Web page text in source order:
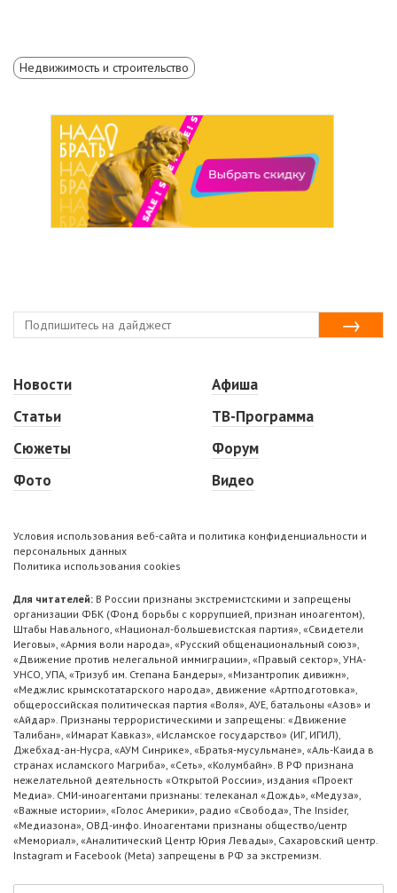
Недвижимость и строительство
Новости
Статьи
Сюжеты
Фото
Афиша
ТВ-Программа
Форум
Видео
Условия использования веб-сайта и политика конфиденциальности и
персональных данных
Политика использования cookies
Для читателей: В России признаны экстремистскими и запрещены
организации ФБК (Фонд борьбы с коррупцией, признан иноагентом),
Штабы Навального, «Национал-большевистская партия», «Свидетели
Иеговы», «Армия воли народа», «Русский общенациональный союз»,
«Движение против нелегальной иммиграции», «Правый сектор», УНА-
УНСО, УПА, «Тризуб им. Степана Бандеры», «Мизантропик дивижн»,
«Меджлис крымскотатарского народа», движение «Артподготовка»,
общероссийская политическая партия «Воля», АУЕ, батальоны «Азов» и
«Айдар». Признаны террористическими и запрещены: «Движение
Талибан», «Имарат Кавказ», «Исламское государство» (ИГ, ИГИЛ),
Джебхад-ан-Нусра, «АУМ Синрике», «Братья-мусульмане», «Аль-Каида в
странах исламского Магриба», «Сеть», «Колумбайн». В РФ признана
нежелательной деятельность «Открытой России», издания «Проект
Медиа». СМИ-иноагентами признаны: телеканал «Дождь», «Медуза»,
«Важные истории», «Голос Америки», радио «Свобода», The Insider,
«Медиазона», ОВД-инфо. Иноагентами признаны общество/центр
«Мемориал», «Аналитический Центр Юрия Левады», Сахаровский центр.
Instagram и Facebook (Metа) запрещены в РФ за экстремизм.